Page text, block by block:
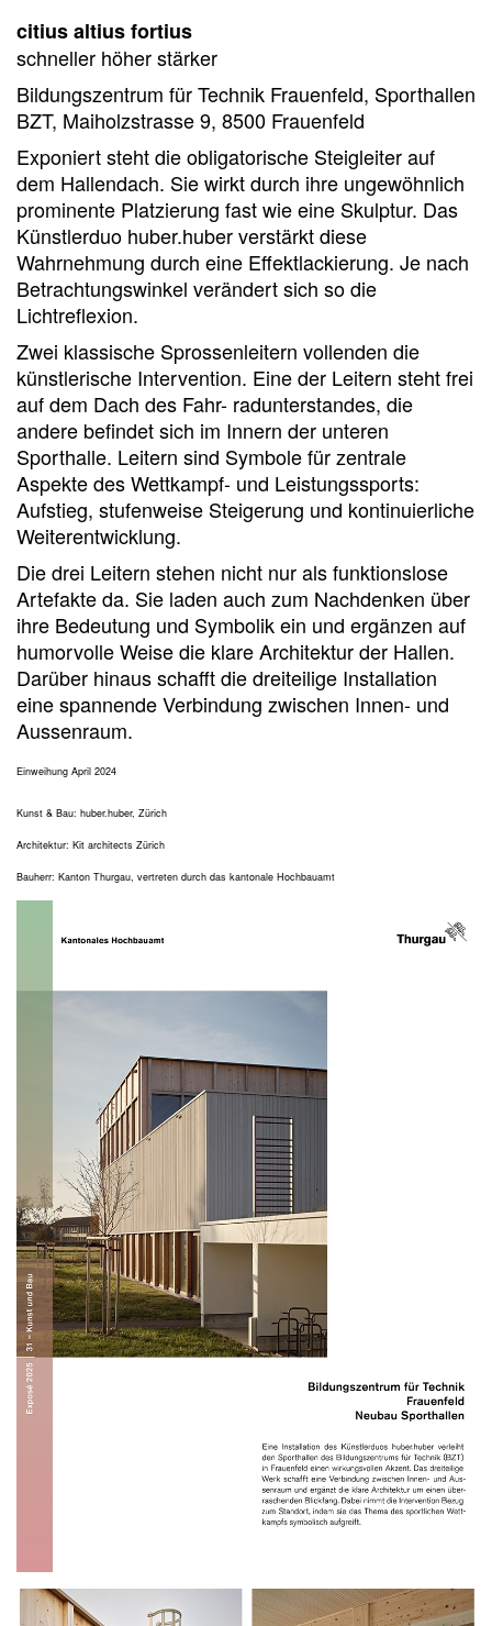
citius altius fortius
schneller höher stärker
Bildungszentrum für Technik Frauenfeld, Sporthallen
BZT, Maiholzstrasse 9, 8500 Frauenfeld
Exponiert steht die obligatorische Steigleiter auf
dem Hallendach. Sie wirkt durch ihre ungewöhnlich
prominente Platzierung fast wie eine Skulptur. Das
Künstlerduo huber.huber verstärkt diese
Wahrnehmung durch eine Effektlackierung. Je nach
Betrachtungswinkel verändert sich so die
Lichtreflexion.
Zwei klassische Sprossenleitern vollenden die
künstlerische Intervention. Eine der Leitern steht frei
auf dem Dach des Fahr- radunterstandes, die
andere befindet sich im Innern der unteren
Sporthalle. Leitern sind Symbole für zentrale
Aspekte des Wettkampf- und Leistungssports:
Aufstieg, stufenweise Steigerung und kontinuierliche
Weiterentwicklung.
Die drei Leitern stehen nicht nur als funktionslose
Artefakte da. Sie laden auch zum Nachdenken über
ihre Bedeutung und Symbolik ein und ergänzen auf
humorvolle Weise die klare Architektur der Hallen.
Darüber hinaus schafft die dreiteilige Installation
eine spannende Verbindung zwischen Innen- und
Aussenraum.
Einweihung April 2024
Kunst & Bau: huber.huber, Zürich
Architektur: Kit architects Zürich
Bauherr: Kanton Thurgau, vertreten durch das kantonale Hochbauamt